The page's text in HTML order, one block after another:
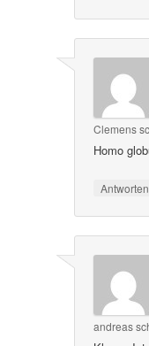
Clemens
Homo
Antworten
andreas